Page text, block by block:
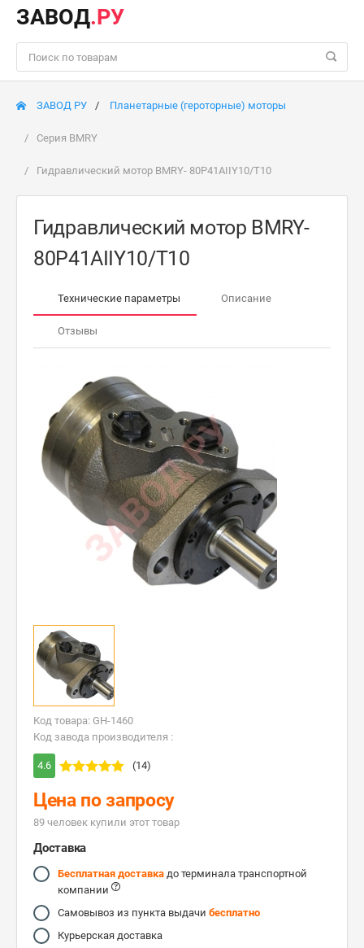
ЗАВОД.РУ
ЗАВОД РУ Планетарные (героторные) моторы
Серия BMRY
Гидравлический мотор BMRY- 80P41AIIY10/T10
Гидравлический мотор BMRY-
80P41AIIY10/T10
Технические параметры Описание
Отзывы
Код товара: GH-1460
Код завода производителя :
4.6 (14)
Цена по запросу
89 человек купили этот товар
Доставка
Бесплатная доставка до терминала транспортной
компании
Самовывоз из пункта выдачи бесплатно
Курьерская доставка